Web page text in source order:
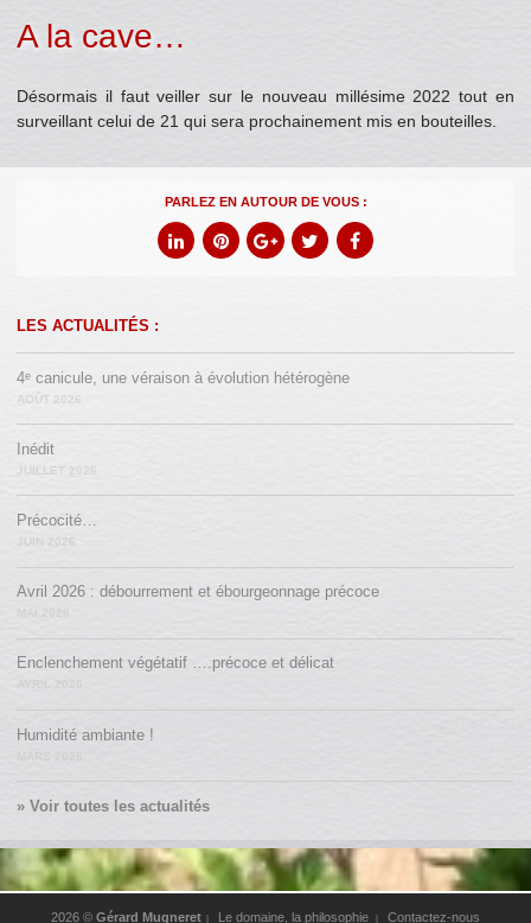
A la cave…
Désormais il faut veiller sur le nouveau millésime 2022 tout en
surveillant celui de 21 qui sera prochainement mis en bouteilles.
PARLEZ EN AUTOUR DE VOUS :
LES ACTUALITÉS :
4ᵉ canicule, une véraison à évolution hétérogène
AOÛT 2026
Inédit
JUILLET 2026
Précocité…
Avril 2026 : débourrement et ébourgeonnage précoce
Enclenchement végétatif ….précoce et délicat
Humidité ambiante !
» Voir toutes les actualités
2026 © Gérard Mugneret Le domaine, la philosophie Contactez-nous